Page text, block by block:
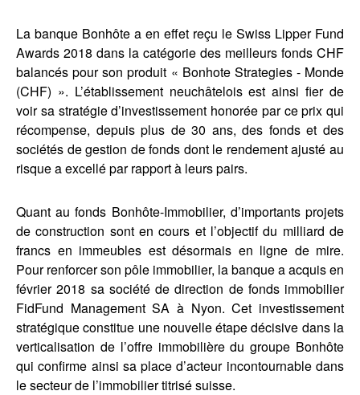
La banque Bonhôte a en effet reçu le Swiss Lipper Fund
Awards 2018 dans la catégorie des meilleurs fonds CHF
balancés pour son produit « Bonhote Strategies - Monde
(CHF) ». L’établissement neuchâtelois est ainsi fier de
voir sa stratégie d’investissement honorée par ce prix qui
récompense, depuis plus de 30 ans, des fonds et des
sociétés de gestion de fonds dont le rendement ajusté au
risque a excellé par rapport à leurs pairs.
Quant au fonds Bonhôte-Immobilier, d’importants projets
de construction sont en cours et l’objectif du milliard de
francs en immeubles est désormais en ligne de mire.
Pour renforcer son pôle immobilier, la banque a acquis en
février 2018 sa société de direction de fonds immobilier
FidFund Management SA à Nyon. Cet investissement
stratégique constitue une nouvelle étape décisive dans la
verticalisation de l’offre immobilière du groupe Bonhôte
qui confirme ainsi sa place d’acteur incontournable dans
le secteur de l’immobilier titrisé suisse.